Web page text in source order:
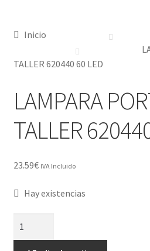
Jardin y Terraza
Protección Laboral
Contacto
Inicio
TALLER 620440 60 LED
LAMPARA
TALLER
23.59€ IVA Incluido
Hay existencias